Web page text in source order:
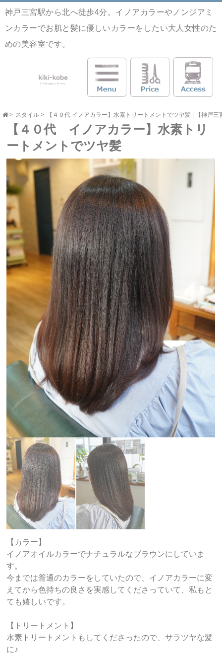
神戸三宮駅から北へ徒歩4分。イノアカラーやノンジアミ
ンカラーでお肌と髪に優しいカラーをしたい大人女性のた
めの美容室です。
> スタイル > 【４０代 イノアカラー】水素トリートメントでツヤ髪 | 【神戸
【４０代 イノアカラー】水素トリ
ートメントでツヤ髪
【カラー】
イノアオイルカラーでナチュラルなブラウンにしていま
す。
今までは普通のカラーをしていたので、イノアカラーに変
えてから色持ちの良さを実感してくださっていて、私もと
ても嬉しいです。
【トリートメント】
水素トリートメントもしてくださったので、サラツヤな髪
に♪